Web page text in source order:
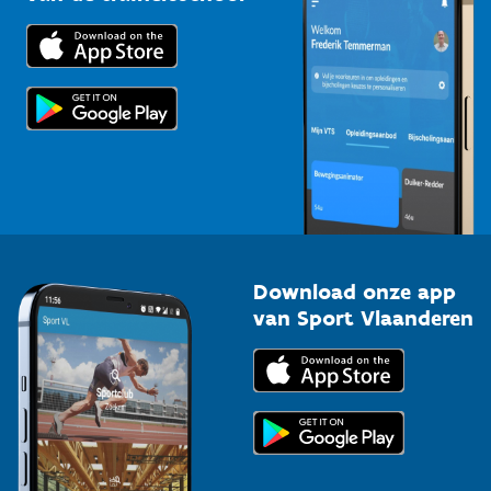
Trainers en begeleiders
Topsporters
Downloads
Voor de pers
Download onze app
van Sport Vlaanderen